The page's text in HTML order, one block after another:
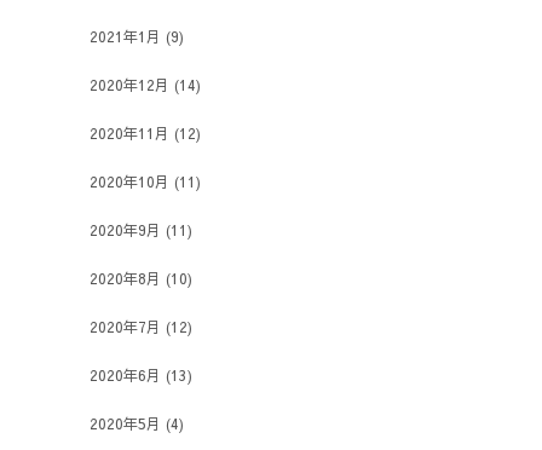
2021年1月 (9)
2020年12月 (14)
2020年11月 (12)
2020年10月 (11)
2020年9月 (11)
2020年8月 (10)
2020年7月 (12)
2020年6月 (13)
2020年5月 (4)